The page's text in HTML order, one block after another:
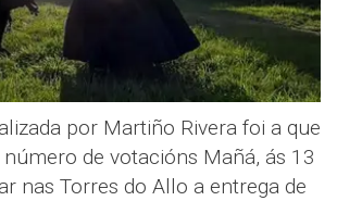
por Martiño Rivera foi a que
de votacións Mañá, ás 13
nas Torres do Allo a entrega de